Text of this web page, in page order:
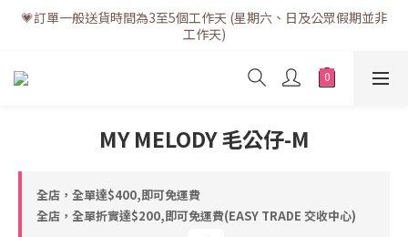
💗訂單一般送貨時間為3至5個工作天 (星期六、日及公眾假期並非
工作天)
💗訂單一般送貨時間為3至5個工作天 (星期六、日及公眾假期並非
工作天)
💗折實滿$400免運費 | 滿$200免自取點運費
💗立即下載全新會員APP享有專屬會員禮遇
💗訂單一般送貨時間為3至5個工作天 (星期六、日及公眾假期並非
工作天)
MY MELODY 毛公仔-M
全店，全單達$400,即可免運費
全店，全單折實達$200,即可免運費(EASY TRADE 交收中心)